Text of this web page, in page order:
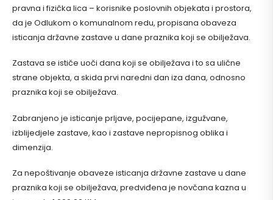
pravna i fizička lica – korisnike poslovnih objekata i prostora,
da je Odlukom o komunalnom redu, propisana obaveza
isticanja državne zastave u dane praznika koji se obilježava.
Zastava se ističe uoči dana koji se obilježava i to sa ulične
strane objekta, a skida prvi naredni dan iza dana, odnosno
praznika koji se obilježava.
Zabranjeno je isticanje prljave, pocijepane, izgužvane,
izblijedjele zastave, kao i zastave nepropisnog oblika i
dimenzija.
Za nepoštivanje obaveze isticanja državne zastave u dane
praznika koji se obilježava, predviđena je novčana kazna u